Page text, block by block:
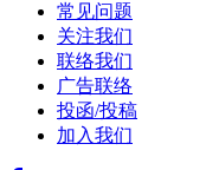
常见问题
关注我们
联络我们
广告联络
投函/投稿
加入我们